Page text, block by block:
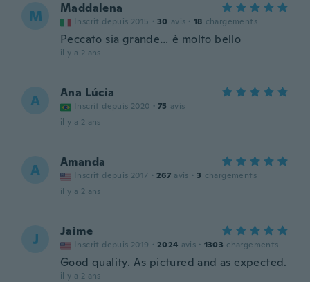
M Maddalena
Inscrit depuis 2015 · 30 avis · 18 chargements
Peccato sia grande… è molto bello
il y a 2 ans
A Ana Lúcia
Inscrit depuis 2020 · 75 avis
il y a 2 ans
A Amanda
Inscrit depuis 2017 · 267 avis · 3 chargements
il y a 2 ans
J Jaime
Inscrit depuis 2019 · 2024 avis · 1303 chargements
Good quality. As pictured and as expected.
il y a 2 ans